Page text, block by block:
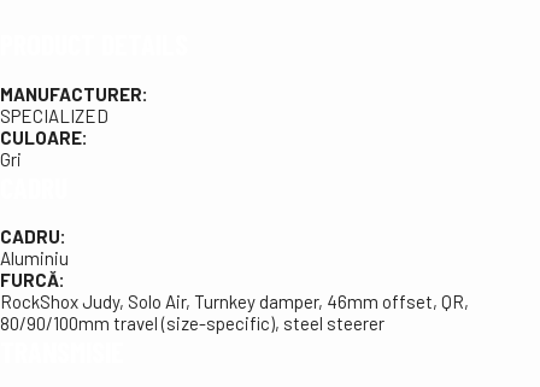
MANUFACTURER:
SPECIALIZED
CULOARE:
Gri
CADRU:
Aluminiu
FURCĂ:
RockShox Judy, Solo Air, Turnkey damper, 46mm offset, QR,
80/90/100mm travel (size-specific), steel steerer